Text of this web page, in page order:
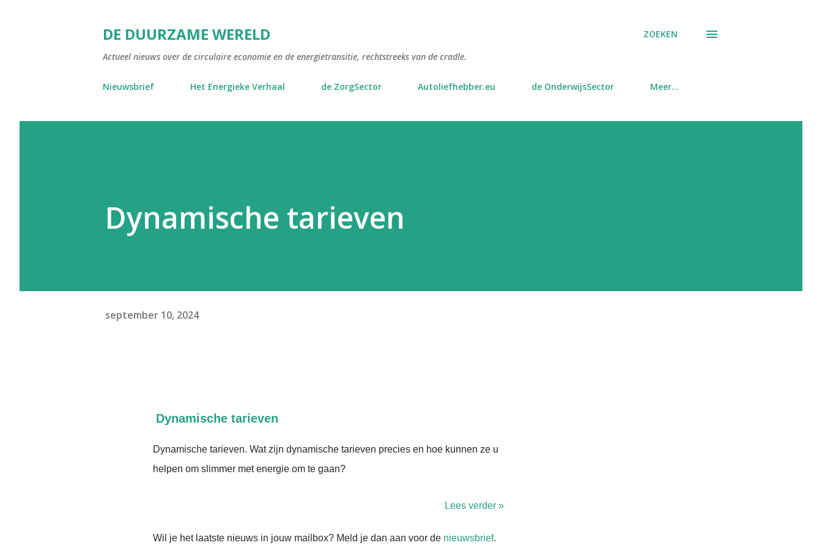
DE DUURZAME WERELD
Actueel nieuws over de circulaire economie en de energietransitie, rechtstreeks van de cradle.
ZOEKEN
Nieuwsbrief Het Energieke Verhaal de ZorgSector Autoliefhebber.eu de OnderwijsSector Meer…
Dynamische tarieven
september 10, 2024
Dynamische tarieven
Dynamische tarieven. Wat zijn dynamische tarieven precies en hoe kunnen ze u
helpen om slimmer met energie om te gaan?
Lees verder »
Wil je het laatste nieuws in jouw mailbox? Meld je dan aan voor de nieuwsbrief.